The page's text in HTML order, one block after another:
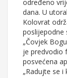
određeno
dana. U
Kolovrat
poslijepodne
„Čovjek
je predvodio
posvećena
„Radujte se